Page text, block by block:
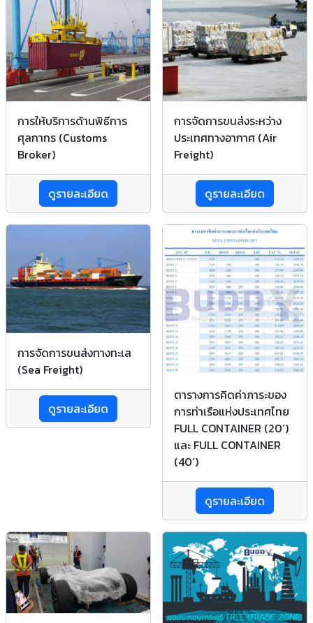
การให้บริการด้านพิธีการ
ศุลกากร (Customs
Broker)
ดูรายละเอียด
การจัดการขนส่งระหว่าง
ประเทศทางอากาศ (Air
Freight)
ดูรายละเอียด
การจัดการขนส่งทางทะเล
(Sea Freight)
ดูรายละเอียด
ตารางการคิดค่าภาระของ
การท่าเรือแห่งประเทศไทย
FULL CONTAINER (20’)
และ FULL CONTAINER
(40’)
ดูรายละเอียด